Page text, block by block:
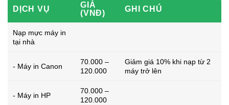
DỊCH VỤ
GIÁ
(VNĐ)
GHI CHÚ
Nạp mực máy in
tại nhà
- Máy in Canon
70.000 –
120.000
Giảm giá 10% khi nạp từ 2
máy trở lên
- Máy in HP
70.000 –
120.000